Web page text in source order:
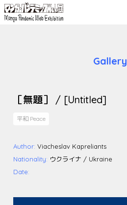
Gallery
［無題］ / [Untitled]
平和 Peace
Author: Viacheslav Kapreliants
Nationality: ウクライナ / Ukraine
Date: